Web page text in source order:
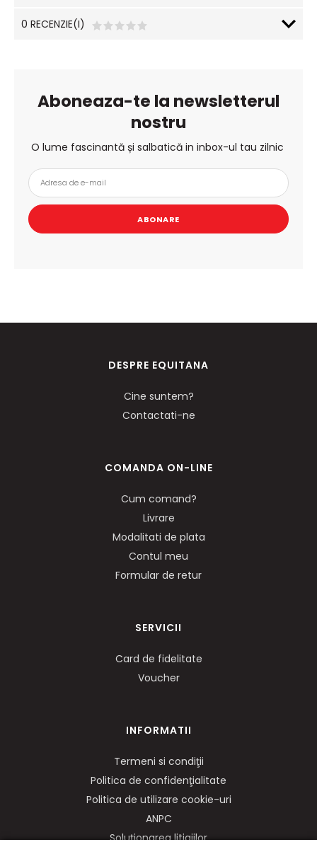
0 RECENZIE(I)
Aboneaza-te la newsletterul
nostru
O lume fascinantă și salbatică in inbox-ul tau zilnic
ABONARE
DESPRE EQUITANA
Cine suntem?
Contactati-ne
COMANDA ON-LINE
Cum comand?
Livrare
Modalitati de plata
Contul meu
Formular de retur
SERVICII
Card de fidelitate
Voucher
INFORMATII
Termeni si condiţii
Politica de confidenţialitate
Politica de utilizare cookie-uri
ANPC
Soluționarea litigiilor